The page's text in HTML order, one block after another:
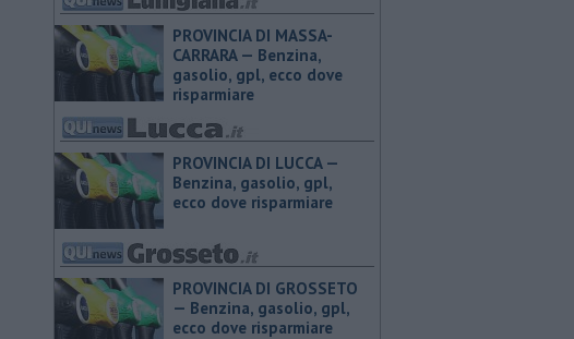
PROVINCIA DI MASSA-
CARRARA — ​Benzina,
gasolio, gpl, ecco dove
risparmiare
PROVINCIA DI LUCCA — ​
Benzina, gasolio, gpl,
ecco dove risparmiare
PROVINCIA DI GROSSETO
— ​Benzina, gasolio, gpl,
ecco dove risparmiare